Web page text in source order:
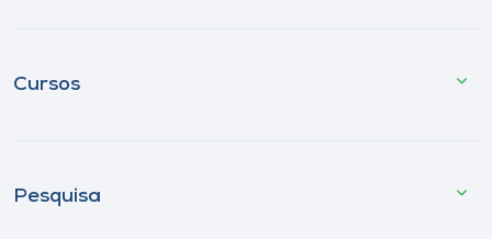
Cursos
Pesquisa